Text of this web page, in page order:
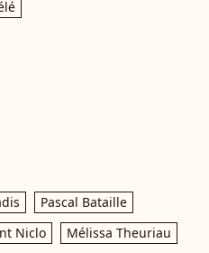
Pascal Bataille
Niclo
Mélissa Theuriau